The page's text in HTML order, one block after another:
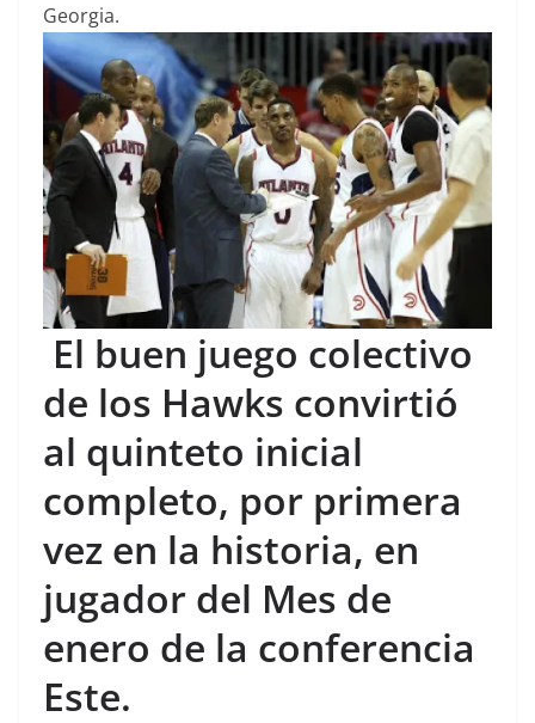
Georgia.
El buen juego colectivo
de los Hawks convirtió
al quinteto inicial
completo, por primera
vez en la historia, en
jugador del Mes de
enero de la conferencia
Este.